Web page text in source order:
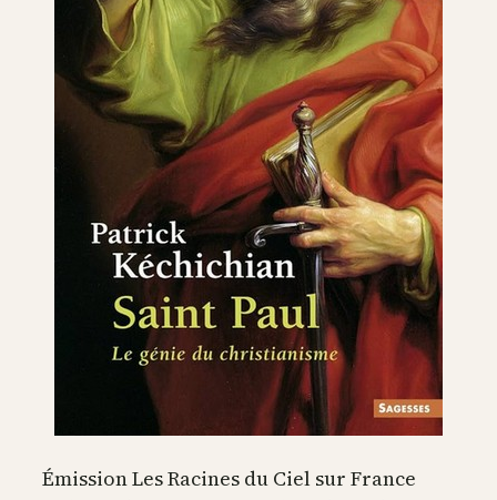
Émission Les Racines du Ciel sur France